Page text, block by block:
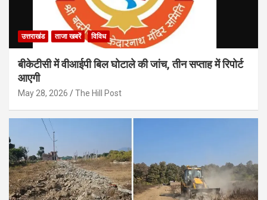
उत्तराखंड ताजा खबरें विविध
बीकेटीसी में वीआईपी बिल घोटाले की जांच, तीन सप्ताह में रिपोर्ट
आएगी
May 28, 2026 The Hill Post